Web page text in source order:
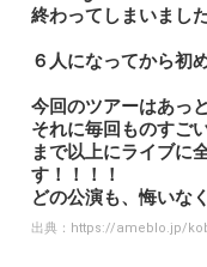
終わってしまいました
６人になってから初
今回のツアーはあっ
それに毎回ものすご
まで以上にライブに
す！！！！
どの公演も、悔いな
出典： https://ameblo.jp/